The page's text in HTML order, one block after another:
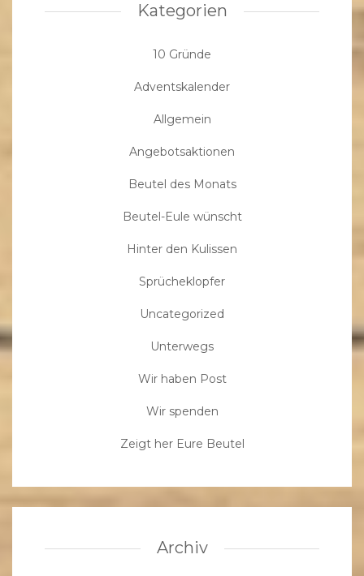
Kategorien
10 Gründe
Adventskalender
Allgemein
Angebotsaktionen
Beutel des Monats
Beutel-Eule wünscht
Hinter den Kulissen
Sprücheklopfer
Uncategorized
Unterwegs
Wir haben Post
Wir spenden
Zeigt her Eure Beutel
Archiv